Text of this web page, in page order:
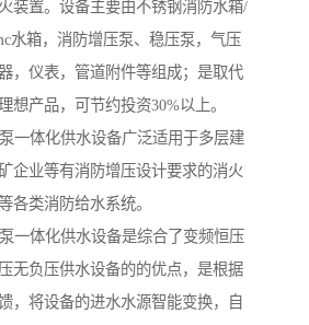
装置。设备主要由不锈钢消防水箱/
水箱，消防增压泵、稳压泵，气压
，仪表，管道附件等组成；是取代
想产品，可节约投资30%以上。
一体化供水设备广泛适用于多层建
企业等有消防增压设计要求的消火
各类消防给水系统。
一体化供水设备是综合了变频恒压
无负压供水设备的的优点，是根据
，将设备的进水水源智能变换，自